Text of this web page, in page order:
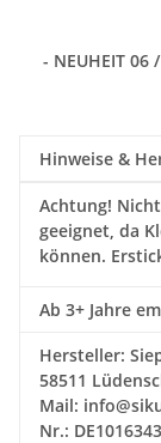
- NEUHEIT 06
Hinweise &
Achtung!
geeignet, da
können.
Ab 3+ Jahre
Hersteller:
58511
Mail:
Nr.: